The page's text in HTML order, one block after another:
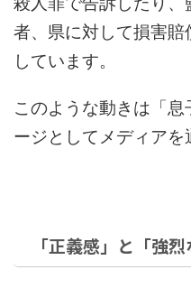
者、県に対して損害賠
しています。
このような動きは「
ージとしてメディアを
「正義感」と「強